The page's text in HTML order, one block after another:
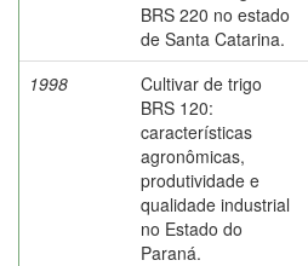
BRS 220 no estado
de Santa Catarina.
1998
Cultivar de trigo
BRS 120:
características
agronômicas,
produtividade e
qualidade industrial
no Estado do
Paraná.